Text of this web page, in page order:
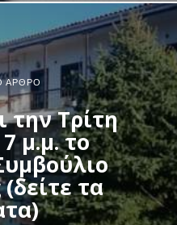
ΆΡΘΡΟ
την Τρίτη
μ.μ. το
τα